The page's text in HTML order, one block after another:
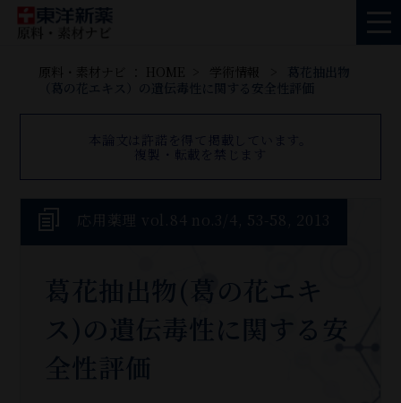
原料・素材ナビ ： HOME 学術情報
葛花抽出物
（葛の花エキス）の遺伝毒性に関する安全性評価
本論文は許諾を得て掲載しています。
複製・転載を禁じます
応用薬理 vol.84 no.3/4, 53-58, 2013